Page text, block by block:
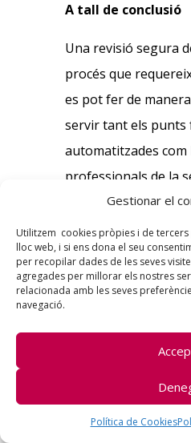
Gestionar el
Utilitzem cookies pròpies i de
lloc web, i si ens dona el seu
per recopilar dades de les seves
agregades per millorar els nostres
relacionada amb les seves
navegació.
Política de Cookies
A tall de conclusió
Una revisió segura
procés que
es pot fer de
servir tant els punts
automatitzades com
professionals de la
sovint moltes
de trobar nous
seguretat o
. Es
pràctiques per dur